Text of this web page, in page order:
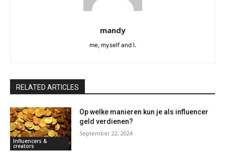
mandy
me, myself and I.
RELATED ARTICLES
Influencers &
creators
Op welke manieren kun je als influencer
geld verdienen?
September 22, 2024